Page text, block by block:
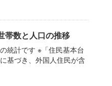
帯数と人口の推移
統計です ※「住民基本台
基づき、外国人住民が含